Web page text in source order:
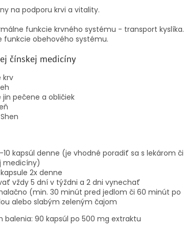
na podporu krvi a vitality.
funkcie krvného systému - transport kyslíka.
funkcie obehového systému.
čínskej medicíny
krv
pečene a obličiek
10 kapsúl denne (je vhodné poradiť sa s lekárom či
medicíny)
2x denne
vždy 5 dní v týždni a 2 dni vynechať
(min. 30 minút pred jedlom či 60 minút po
alebo slabým zeleným čajom
balenia: 90 kapsúl po 500 mg extraktu